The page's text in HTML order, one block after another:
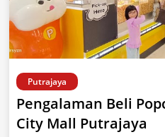
Putrajaya
Pengalaman Beli
City Mall Putrajaya